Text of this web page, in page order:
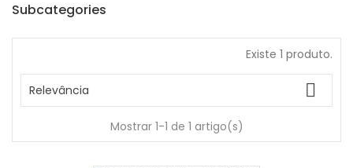
Subcategories
Existe 1 produto.
Relevância 
Mostrar 1-1 de 1 artigo(s)